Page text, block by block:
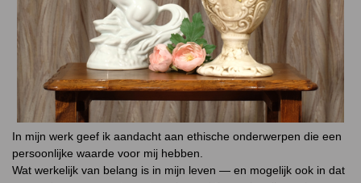
In mijn werk geef ik aandacht aan ethische onderwerpen die een
persoonlijke waarde voor mij hebben.
Wat werkelijk van belang is in mijn leven — en mogelijk ook in dat